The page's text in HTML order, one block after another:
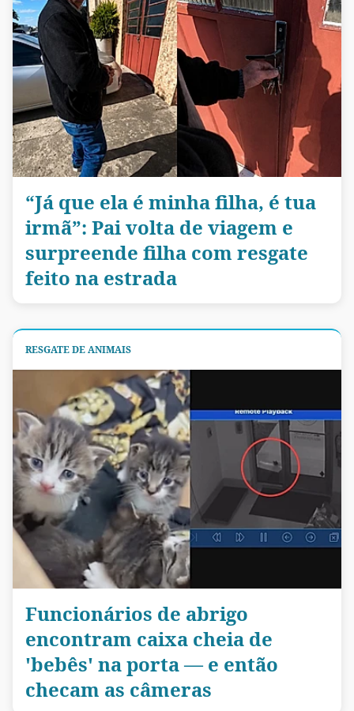
“Já que ela é minha filha, é tua
irmã”: Pai volta de viagem e
surpreende filha com resgate
feito na estrada
RESGATE DE ANIMAIS
Funcionários de abrigo
encontram caixa cheia de
'bebês' na porta — e então
checam as câmeras